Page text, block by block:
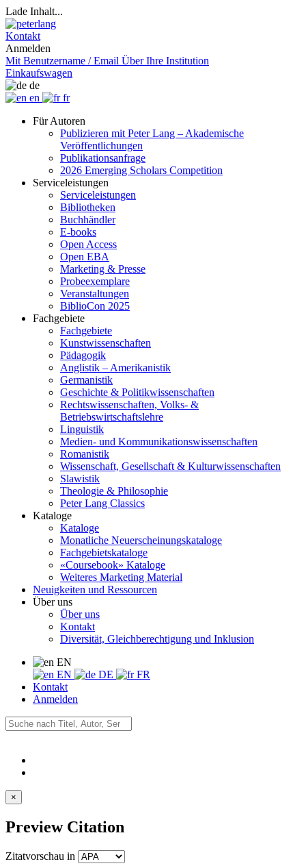
Lade Inhalt...
Kontakt
Anmelden
Mit Benutzername / Email Über Ihre Institution
Einkaufswagen
de
en
fr
Für Autoren
Publizieren mit Peter Lang – Akademische
Veröffentlichungen
Publikationsanfrage
2026 Emerging Scholars Competition
Serviceleistungen
Serviceleistungen
Bibliotheken
Buchhändler
E-books
Open Access
Open EBA
Marketing & Presse
Probeexemplare
Veranstaltungen
BiblioCon 2025
Fachgebiete
Fachgebiete
Kunstwissenschaften
Pädagogik
Anglistik – Amerikanistik
Germanistik
Geschichte & Politikwissenschaften
Rechtswissenschaften, Volks- &
Betriebswirtschaftslehre
Linguistik
Medien- und Kommunikationswissenschaften
Romanistik
Wissenschaft, Gesellschaft & Kulturwissenschaften
Slawistik
Theologie & Philosophie
Peter Lang Classics
Kataloge
Kataloge
Monatliche Neuerscheinungskataloge
Fachgebietskataloge
«Coursebook» Kataloge
Weiteres Marketing Material
Neuigkeiten und Ressourcen
Über uns
Über uns
Kontakt
Diversität, Gleichberechtigung und Inklusion
EN
EN
DE
FR
Kontakt
Anmelden
×
Preview Citation
Zitatvorschau in